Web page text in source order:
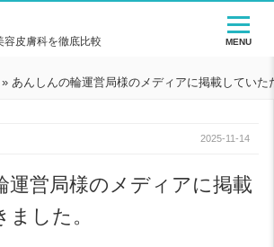
皮膚科を徹底比較
» あんしんの輪運営局様のメディアに掲載していた
2025-11-14
運営局様のメディアに掲載
した。
MENU